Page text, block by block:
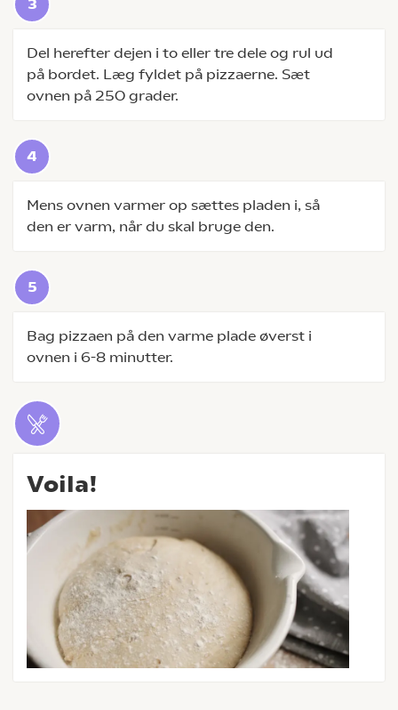
Del herefter dejen i to eller tre dele og rul ud
på bordet. Læg fyldet på pizzaerne. Sæt
ovnen på 250 grader.
Mens ovnen varmer op sættes pladen i, så
den er varm, når du skal bruge den.
Bag pizzaen på den varme plade øverst i
ovnen i 6-8 minutter.
Voila!